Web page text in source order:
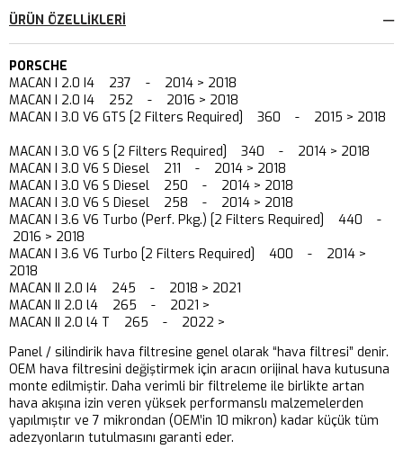
ÜRÜN ÖZELLIKLERI
PORSCHE
MACAN I 2.0 I4 237 - 2014 > 2018
MACAN I 2.0 I4 252 - 2016 > 2018
MACAN I 3.0 V6 GTS [2 Filters Required] 360 - 2015 > 2018
MACAN I 3.0 V6 S [2 Filters Required] 340 - 2014 > 2018
MACAN I 3.0 V6 S Diesel 211 - 2014 > 2018
MACAN I 3.0 V6 S Diesel 250 - 2014 > 2018
MACAN I 3.0 V6 S Diesel 258 - 2014 > 2018
MACAN I 3.6 V6 Turbo (Perf. Pkg.) [2 Filters Required] 440 -
2016 > 2018
MACAN I 3.6 V6 Turbo [2 Filters Required] 400 - 2014 >
2018
MACAN II 2.0 I4 245 - 2018 > 2021
MACAN II 2.0 l4 265 - 2021 >
MACAN II 2.0 l4 T 265 - 2022 >
Panel / silindirik hava filtresine genel olarak “hava filtresi” denir.
OEM hava filtresini değiştirmek için aracın orijinal hava kutusuna
monte edilmiştir. Daha verimli bir filtreleme ile birlikte artan
hava akışına izin veren yüksek performanslı malzemelerden
yapılmıştır ve 7 mikrondan (OEM’in 10 mikron) kadar küçük tüm
adezyonların tutulmasını garanti eder.